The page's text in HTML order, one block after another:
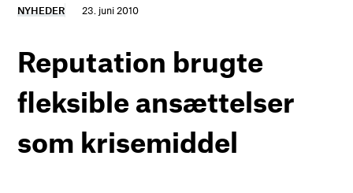
NYHEDER 23. juni 2010
Reputation brugte
fleksible ansættelser
som krisemiddel